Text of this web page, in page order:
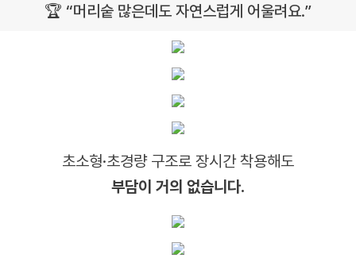
🏆 “머리숱 많은데도 자연스럽게 어울려요.”
초소형·초경량 구조로 장시간 착용해도
부담이 거의 없습니다.